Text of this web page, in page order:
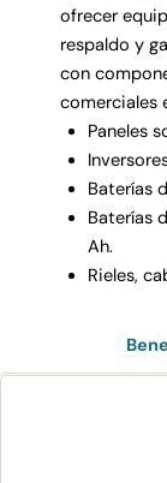
ofrecer
respaldo y
con
comerciales
Paneles
Baterías
Baterías
Ah.
Rieles,